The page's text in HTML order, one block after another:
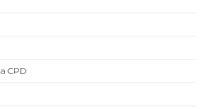
CPD